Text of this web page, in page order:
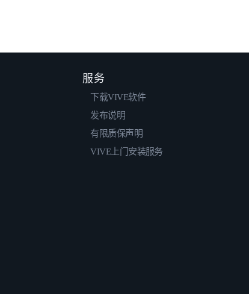
服务
下载VIVE软件
发布说明
有限质保声明
VIVE上门安装服务